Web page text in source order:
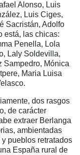
Alonso, Luis
Luis Ciges,
Sacristán, Adolfo
está, las chicas:
Penella, Lola
Laly Soldevilla,
Sampedro, Mónica
Maria Luisa
dos rasgos
de carácter
extraer Berlanga
ambientadas
pueblos retratados
España rural de